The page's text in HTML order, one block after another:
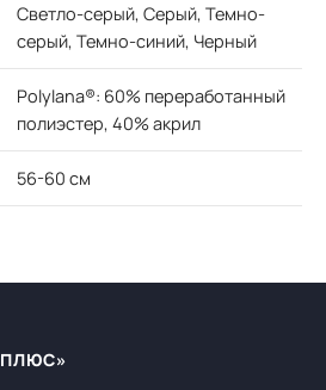
Светло-серый, Серый, Темно-
серый, Темно-синий, Черный
Polylana®: 60% переработанный
полиэстер, 40% акрил
56-60 см